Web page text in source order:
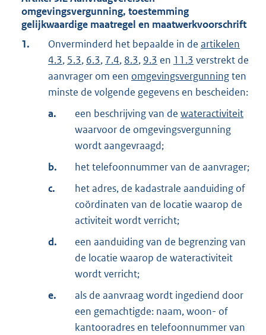
omgevingsvergunning, toestemming
gelijkwaardige maatregel en maatwerkvoorschrift
1.
Onverminderd het bepaalde in de artikelen
4.3, 5.3, 6.3, 7.4, 8.3, 9.3 en 11.3 verstrekt de
aanvrager om een omgevingsvergunningten
minste de volgende gegevens en bescheiden:
a.
een beschrijving van de wateractiviteit
waarvoor de omgevingsvergunning
wordt aangevraagd;
b.
het telefoonnummer van de aanvrager;
c.
het adres, de kadastrale aanduiding of
coördinaten van de locatie waarop de
activiteit wordt verricht;
d.
een aanduiding van de begrenzing van
de locatie waarop de wateractiviteit
wordt verricht;
e.
als de aanvraag wordt ingediend door
een gemachtigde: naam, woon- of
kantooradres en telefoonnummer van